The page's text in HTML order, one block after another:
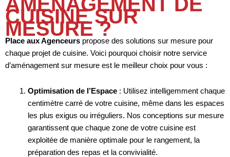
CUISINE SUR
MESURE ?
Place aux Agenceurs propose des solutions sur mesure pour
chaque projet de cuisine. Voici pourquoi choisir notre service
d’aménagement sur mesure est le meilleur choix pour vous :
Optimisation de l’Espace: Utilisez intelligemment chaque
centimètre carré de votre cuisine, même dans les espaces
les plus exigus ou irréguliers. Nos conceptions sur mesure
garantissent que chaque zone de votre cuisine est
exploitée de manière optimale pour le rangement, la
préparation des repas et la convivialité.